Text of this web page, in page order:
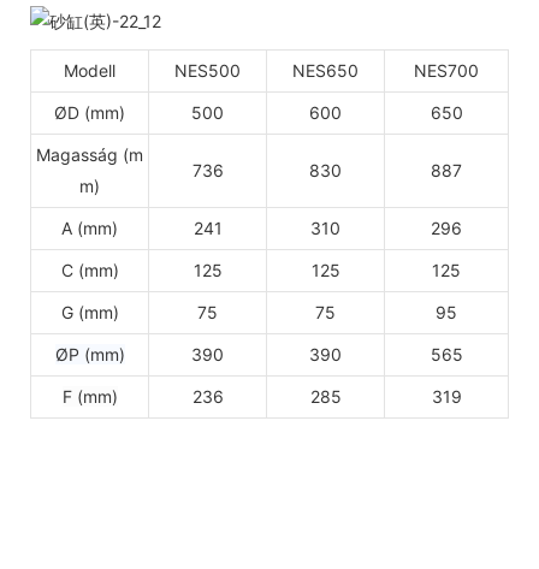
Modell NES500 NES650 NES700
ØD (mm) 500 600 650
Magasság (m
m)
736 830 887
A (mm) 241 310 296
C (mm) 125 125 125
G (mm) 75 75 95
ØP (mm) 390 390 565
F (mm) 236 285 319